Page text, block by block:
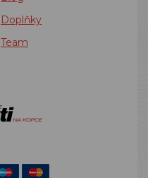
Doplňky
Team